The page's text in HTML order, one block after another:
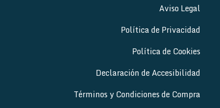
Aviso Legal
Política de Privacidad
Política de Cookies
Declaración de Accesibilidad
Términos y Condiciones de Compra